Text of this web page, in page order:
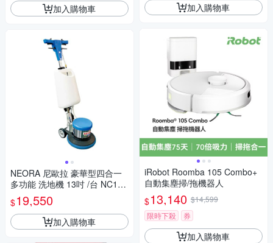
加入購物車
NEORA 尼歐拉 豪華型四合一
多功能 洗地機 13吋 /台 NC175
-13
$19,550
加入購物車
加入購物車
iRobot Roomba 105 Combo+
自動集塵掃/拖機器人
$13,140 $14,599
限時下殺
券
加入購物車